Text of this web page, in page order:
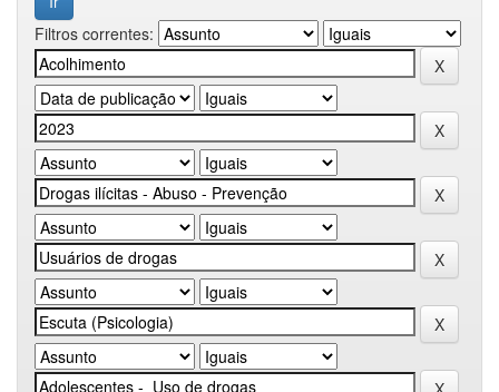
Filtros correntes: